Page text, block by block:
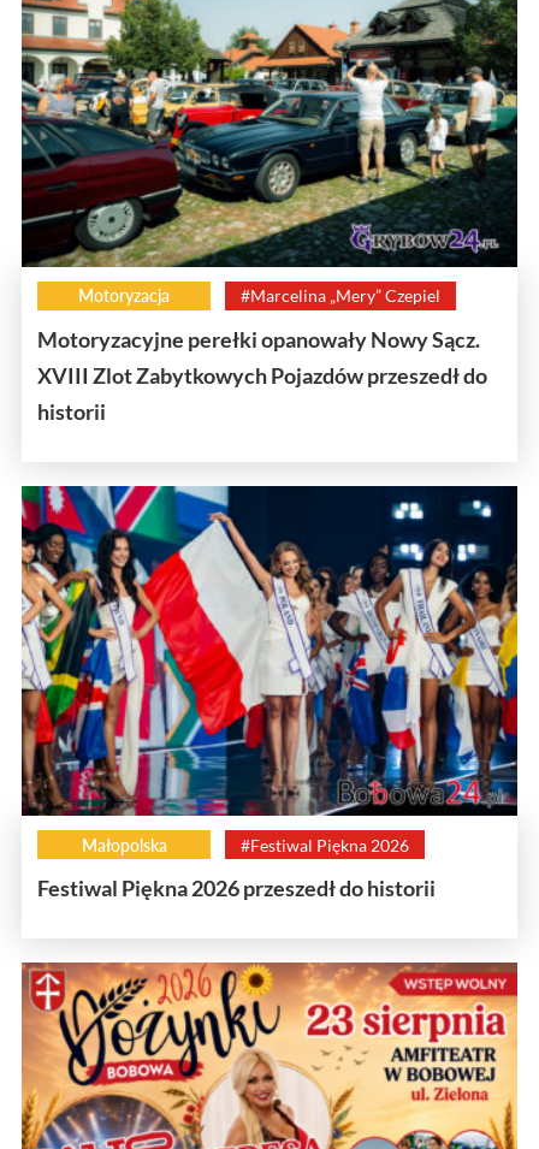
Motoryzacja #Marcelina „Mery” Czepiel
Motoryzacyjne perełki opanowały Nowy Sącz.
XVIII Zlot Zabytkowych Pojazdów przeszedł do
historii
Małopolska #Festiwal Piękna 2026
Festiwal Piękna 2026 przeszedł do historii